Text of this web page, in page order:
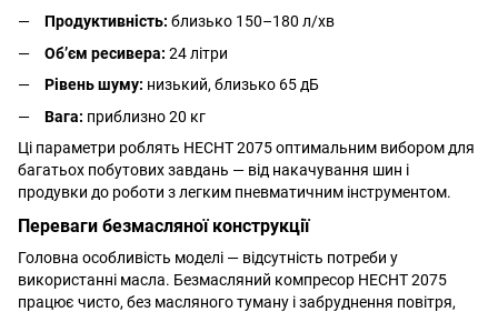
Продуктивність: близько 150–180 л/хв
Об’єм ресивера: 24 літри
Рівень шуму: низький, близько 65 дБ
Вага: приблизно 20 кг
Ці параметри роблять HECHT 2075 оптимальним вибором для
багатьох побутових завдань — від накачування шин і
продувки до роботи з легким пневматичним інструментом.
Переваги безмасляної конструкції
Головна особливість моделі — відсутність потреби у
використанні масла. Безмасляний компресор HECHT 2075
працює чисто, без масляного туману і забруднення повітря,